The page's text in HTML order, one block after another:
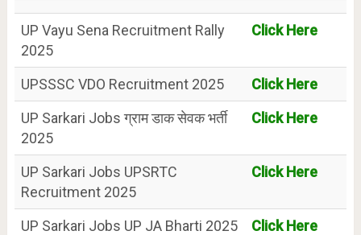
UP Vayu Sena Recruitment Rally
2025
Click Here
UPSSSC VDO Recruitment 2025
Click Here
UP Sarkari Jobs ग्राम डाक सेवक भर्ती
2025
Click Here
UP Sarkari Jobs UPSRTC
Recruitment 2025
Click Here
UP Sarkari Jobs UP JA Bharti 2025
Click Here